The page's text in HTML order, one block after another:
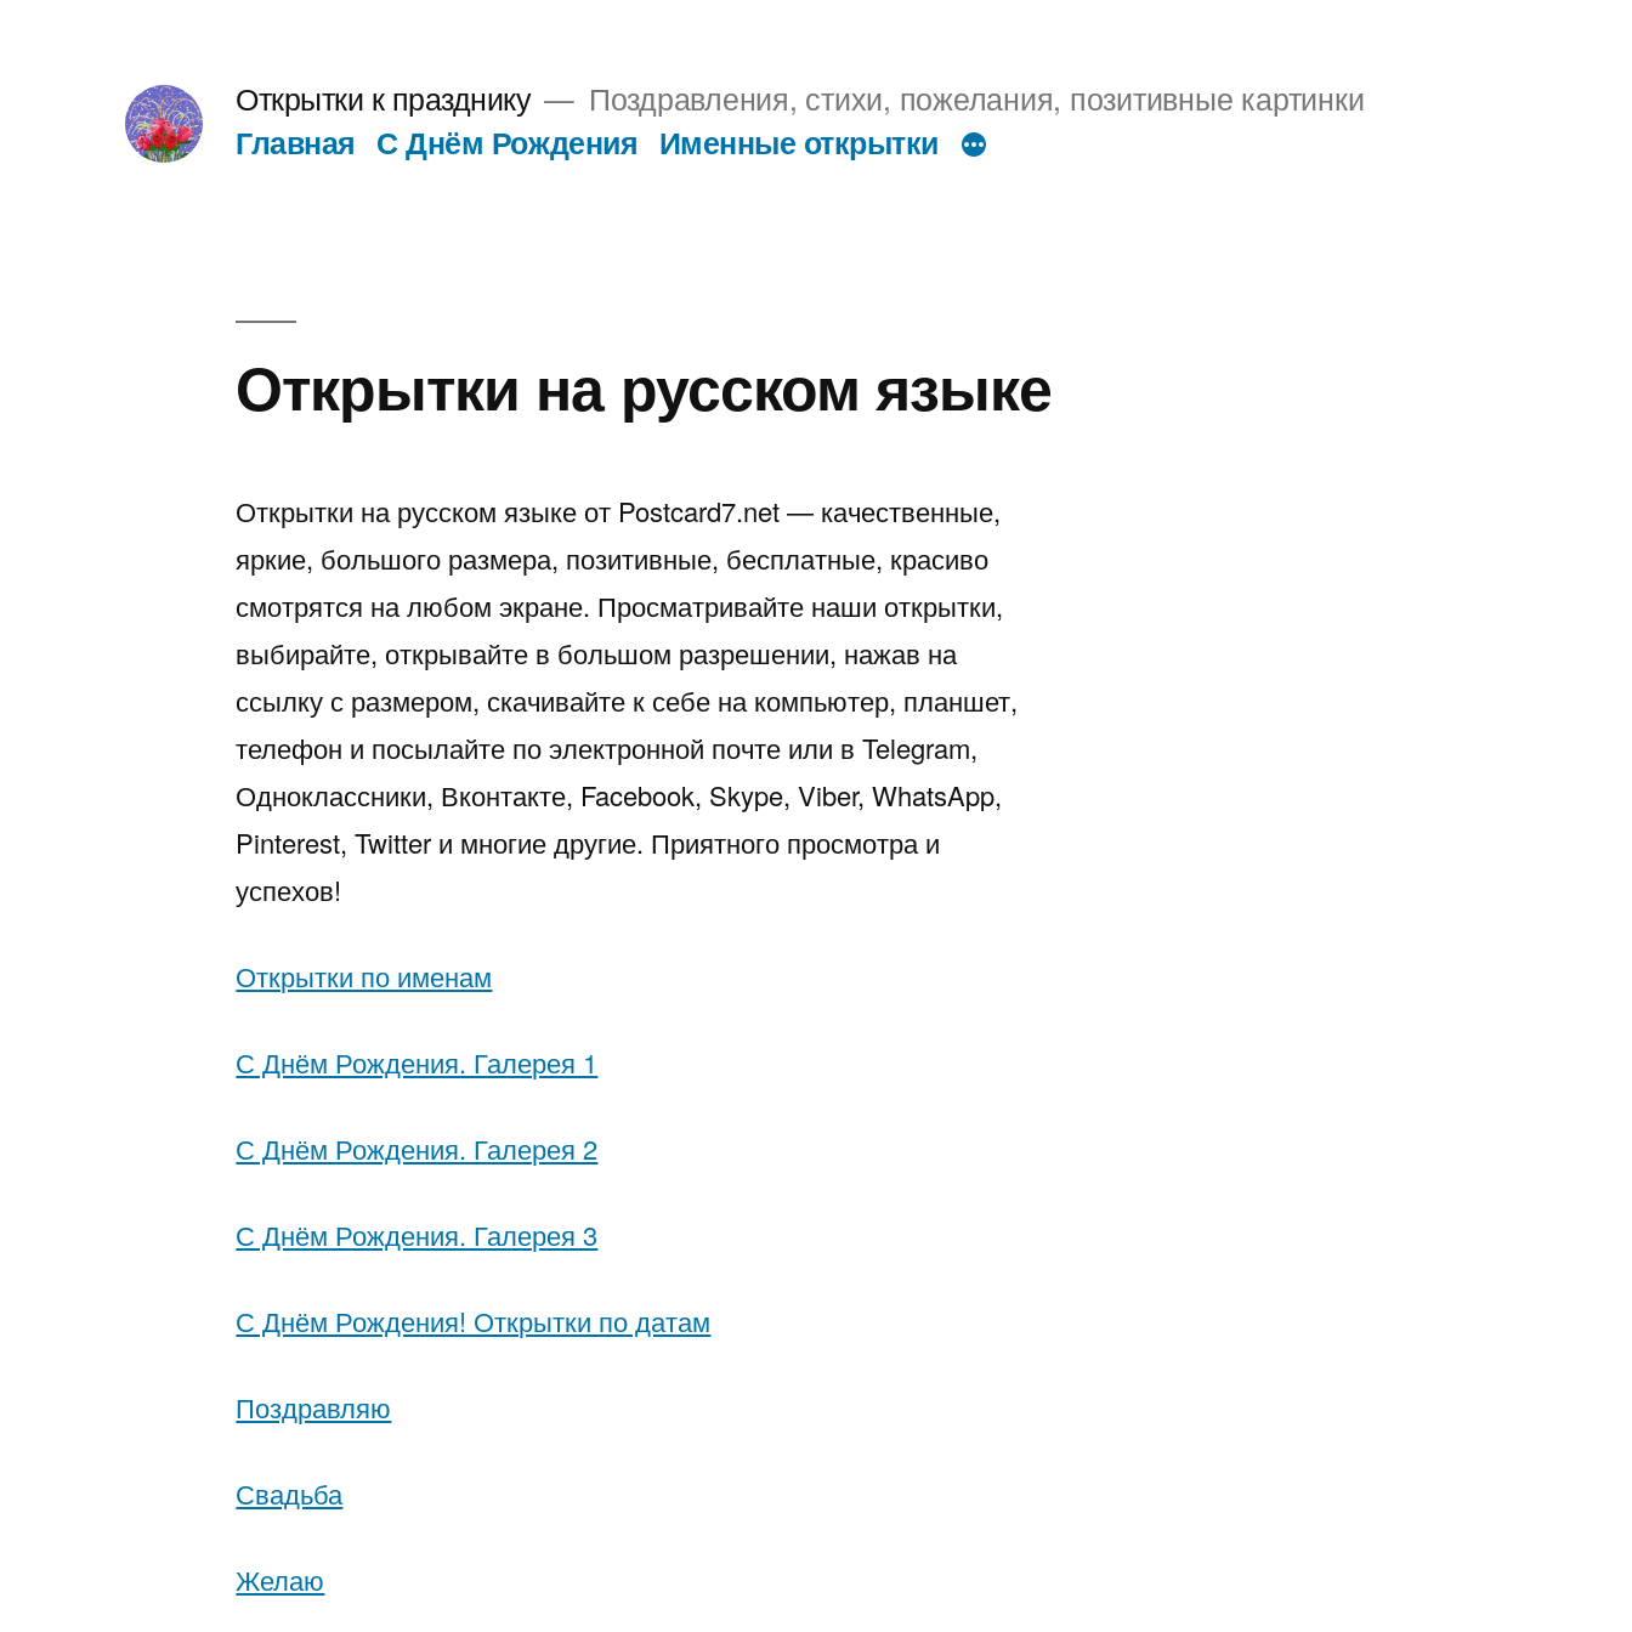
содержимому
Открытки к празднику Поздравления, стихи, пожелания, позитивные картинки
Главная С Днём Рождения Именные открытки
Открытки на русском языке
Открытки на русском языке от Postcard7.net — качественные,
яркие, большого размера, позитивные, бесплатные, красиво
смотрятся на любом экране. Просматривайте наши открытки,
выбирайте, открывайте в большом разрешении, нажав на
ссылку с размером, скачивайте к себе на компьютер, планшет,
телефон и посылайте по электронной почте или в Telegram,
Одноклассники, Вконтакте, Facebook, Skype, Viber, WhatsApp,
Pinterest, Twitter и многие другие. Приятного просмотра и
успехов!
Открытки по именам
С Днём Рождения. Галерея 1
С Днём Рождения. Галерея 2
С Днём Рождения. Галерея 3
С Днём Рождения! Открытки по датам
Поздравляю
Свадьба
Желаю